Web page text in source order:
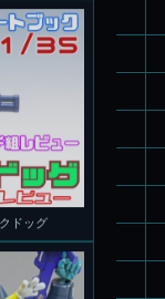
ドッグ